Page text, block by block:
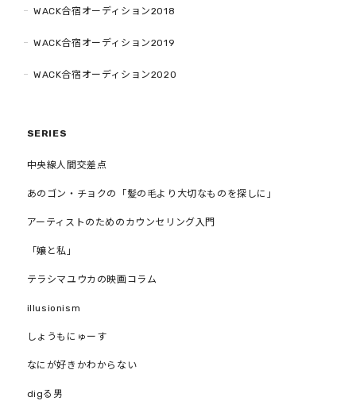
WACK合宿オーディション2018
WACK合宿オーディション2019
WACK合宿オーディション2020
SERIES
中央線人間交差点
あのゴン・チョクの「髪の毛より大切なものを探しに」
アーティストのためのカウンセリング入門
「嬢と私」
テラシマユウカの映画コラム
illusionism
しょうもにゅーす
なにが好きかわからない
digる男